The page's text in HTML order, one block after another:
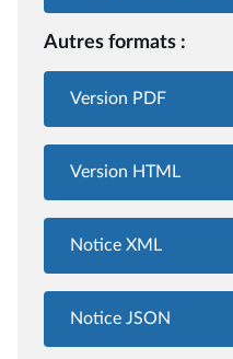
Autres formats :
Version PDF
Version HTML
Notice XML
Notice JSON